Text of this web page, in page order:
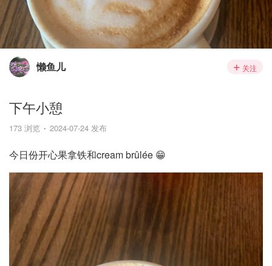
懒鱼儿 关注
下午小憩
173 浏览 2024-07-24 发布
今日份开心果拿铁和cream brûlée 😁